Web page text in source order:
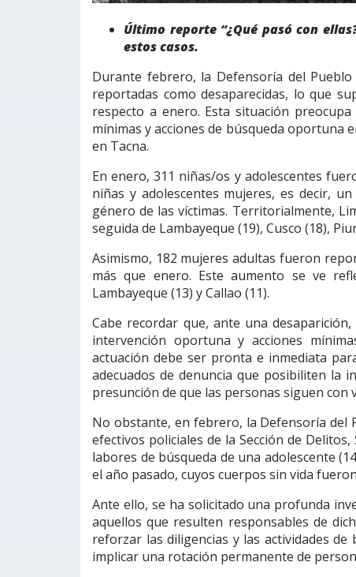
Último reporte “¿Qué pasó con
estos casos.
Durante febrero, la Defensoría del
reportadas como desaparecidas, lo que
respecto a enero. Esta situación
mínimas y acciones de búsqueda oportuna
en Tacna.
En enero, 311 niñas/os y adolescentes
niñas y adolescentes mujeres, es decir,
género de las víctimas. Territorialmente,
seguida de Lambayeque (19), Cusco (18),
Asimismo, 182 mujeres adultas fueron
más que enero. Este aumento se ve
Lambayeque (13) y Callao (11).
Cabe recordar que, ante una
intervención oportuna y acciones
actuación debe ser pronta e inmediata
adecuados de denuncia que posibiliten la
presunción de que las personas siguen con
No obstante, en febrero, la Defensoría del
efectivos policiales de la Sección de
labores de búsqueda de una adolescente
el año pasado, cuyos cuerpos sin vida
Ante ello, se ha solicitado una profunda
aquellos que resulten responsables de
reforzar las diligencias y las actividades
implicar una rotación permanente de